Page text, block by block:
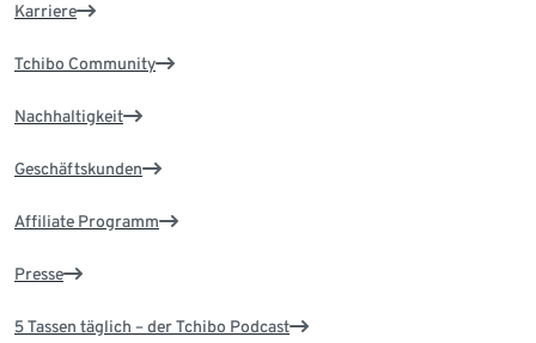
Karriere
Tchibo Community
Nachhaltigkeit
Geschäftskunden
Affiliate Programm
Presse
5 Tassen täglich – der Tchibo Podcast